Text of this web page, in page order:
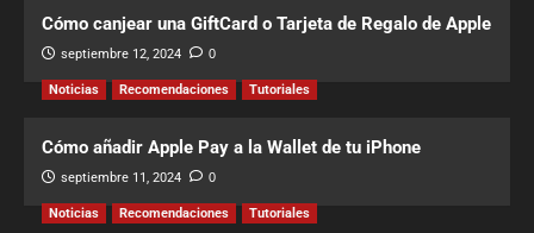
Cómo canjear una GiftCard o Tarjeta de Regalo de Apple
septiembre 12, 2024 0
Noticias Recomendaciones Tutoriales
Cómo añadir Apple Pay a la Wallet de tu iPhone
septiembre 11, 2024 0
Noticias Recomendaciones Tutoriales